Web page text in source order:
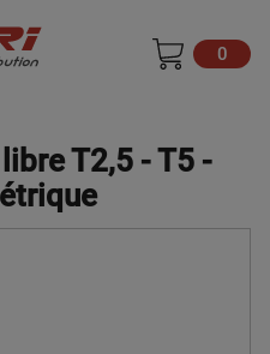
0
T2,5 - T5 -